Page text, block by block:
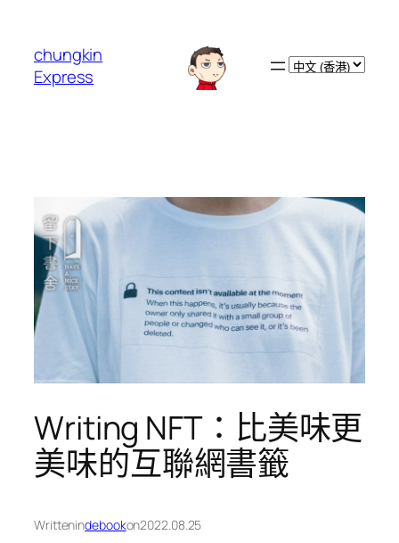
chungkin
Express
Choose
Writing NFT：比美味更
美味的互聯網書籤
Writtenindebookon2022.08.25